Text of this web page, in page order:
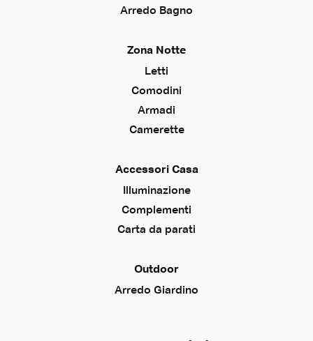
Arredo Bagno
Zona Notte
Letti
Comodini
Armadi
Camerette
Accessori Casa
Illuminazione
Complementi
Carta da parati
Outdoor
Arredo Giardino